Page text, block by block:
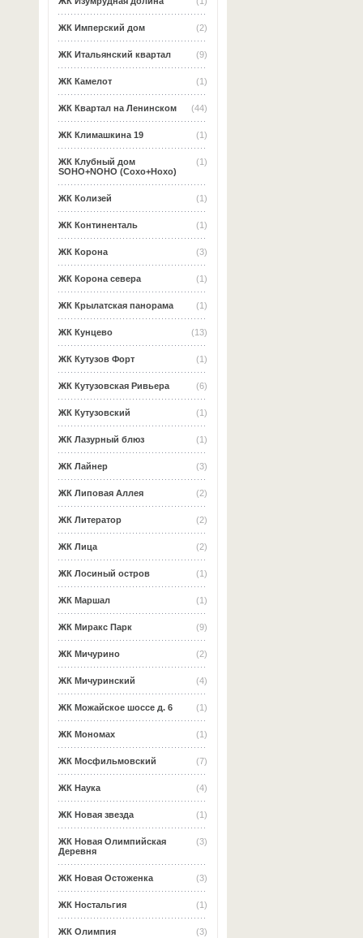
(2)
ЖК Имперский дом
(9)
ЖК Итальянский квартал
(1)
ЖК Камелот
(44)
ЖК Квартал на Ленинском
(1)
ЖК Климашкина 19
(1)
ЖК Клубный дом
SOHO+NOHO (Сохо+Нохо)
(1)
ЖК Колизей
(1)
ЖК Континенталь
(3)
ЖК Корона
(1)
ЖК Корона севера
(1)
ЖК Крылатская панорама
(13)
ЖК Кунцево
(1)
ЖК Кутузов Форт
(6)
ЖК Кутузовская Ривьера
(1)
ЖК Кутузовский
(1)
ЖК Лазурный блюз
(3)
ЖК Лайнер
(2)
ЖК Липовая Аллея
(2)
ЖК Литератор
(2)
ЖК Лица
(1)
ЖК Лосиный остров
(1)
ЖК Маршал
(9)
ЖК Миракс Парк
(2)
ЖК Мичурино
(4)
ЖК Мичуринский
(1)
ЖК Можайское шоссе д. 6
(1)
ЖК Мономах
(7)
ЖК Мосфильмовский
(4)
ЖК Наука
(1)
ЖК Новая звезда
(3)
ЖК Новая Олимпийская
Деревня
(3)
ЖК Новая Остоженка
(1)
ЖК Ностальгия
(3)
ЖК Олимпия